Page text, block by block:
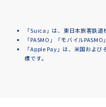
「Suica」は、東日本旅客鉄道
「PASMO」「モバイル
「Apple Pay」は、米国およ
標です。